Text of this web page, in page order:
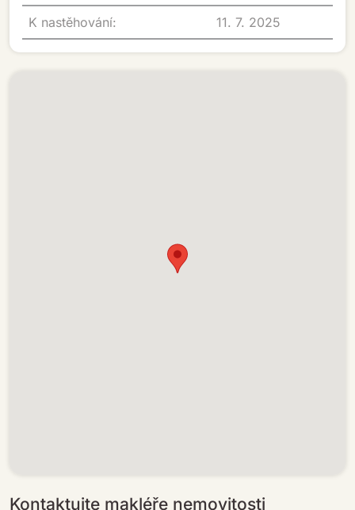
K nastěhování: 11. 7. 2025
Kontaktujte makléře nemovitosti